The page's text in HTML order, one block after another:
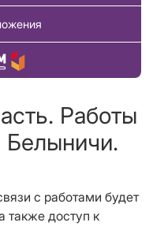
Работы
Белыничи.
с работами будет
также доступ к